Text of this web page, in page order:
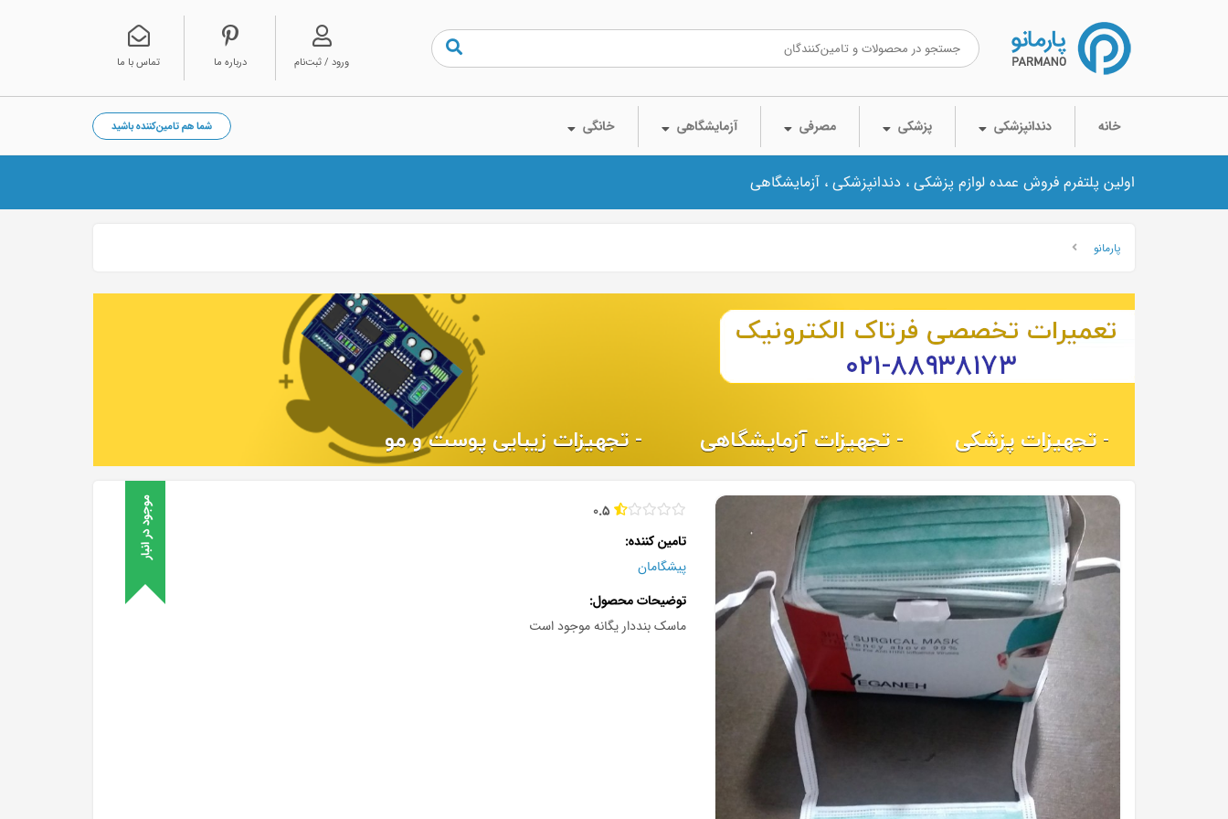
تماس با ما درباره ما ورود / ثبت‌نام
خانه دندانپزشکی پزشکی مصرفی آزمایشگاهی خانگی شما هم تامین‌کننده باشید
اولین پلتفرم فروش عمده لوازم پزشکی ، دندانپزشکی ، آزمایشگاهی
پارمانو
0.5 موجود در انبار
تامین کننده
پیشگامان
توضیحات محصول
ماسک بنددار یگانه موجود است